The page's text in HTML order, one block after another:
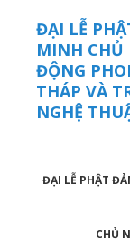
ĐẠI LỄ
MINH CHỦ
ĐỘNG
THÁP VÀ
NGHỆ
ĐẠI LỄ PHẬT
CHỦ